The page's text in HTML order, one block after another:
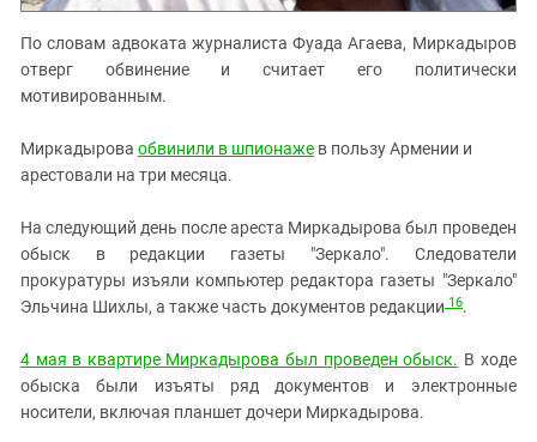
По словам адвоката журналиста Фуада Агаева, Миркадыров
отверг обвинение и считает его политически
мотивированным.
Миркадырова обвинили в шпионаже в пользу Армении и
арестовали на три месяца.
На следующий день после ареста Миркадырова был проведен
обыск в редакции газеты "Зеркало". Следователи
прокуратуры изъяли компьютер редактора газеты "Зеркало"
Эльчина Шихлы, а также часть документов редакции 16.
4 мая в квартире Миркадырова был проведен обыск. В ходе
обыска были изъяты ряд документов и электронные
носители, включая планшет дочери Миркадырова.